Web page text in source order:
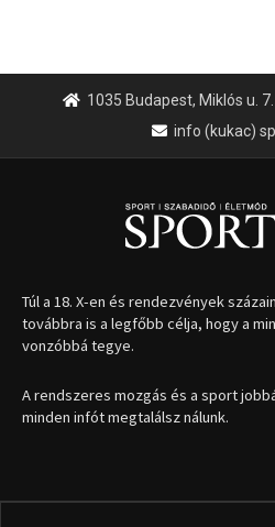
1035 Budapest, Miklós u. 7.